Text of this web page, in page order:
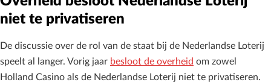
niet te privatiseren
De discussie over de rol van de staat bij de Nederlandse Loterij
speelt al langer. Vorig jaar besloot de overheid om zowel
Holland Casino als de Nederlandse Loterij niet te privatiseren.